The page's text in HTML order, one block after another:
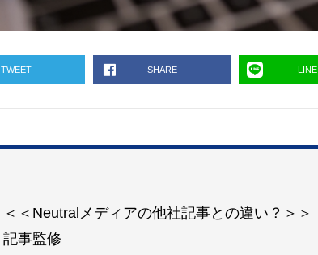
TWEET SHARE LINE
＜＜Neutralメディアの他社記事との違い？＞＞
記事監修